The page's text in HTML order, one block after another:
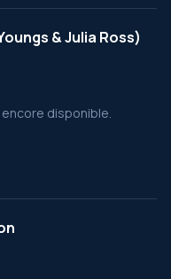
& Julia Ross)
disponible.